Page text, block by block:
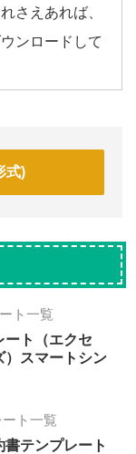
さえあれば、
ンロードして
式)
ト一覧
ート（エクセ
）スマートシン
ト一覧
書テンプレート